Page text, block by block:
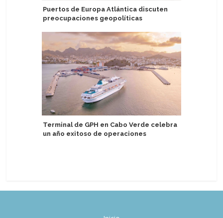
Puertos de Europa Atlántica discuten
preocupaciones geopolíticas
Terminal de GPH en Cabo Verde celebra
un año exitoso de operaciones